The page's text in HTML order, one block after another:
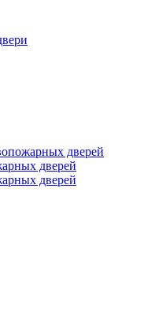
дверей
дверей
дверей